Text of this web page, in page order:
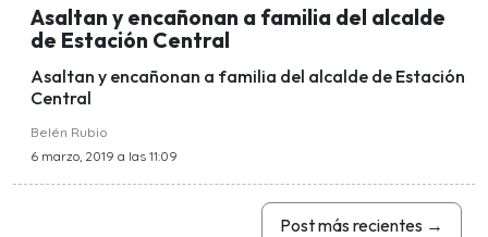
Asaltan y encañonan a familia del alcalde
de Estación Central
Asaltan y encañonan a familia del alcalde de Estación
Central
Belén Rubio
6 marzo, 2019 a las 11:09
Post más recientes →